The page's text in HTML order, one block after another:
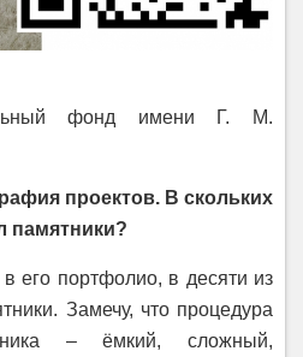
фонд имени Г. М.
проектов. В скольких
памятники?
его портфолио, в десяти из
Замечу, что процедура
– ёмкий, сложный,